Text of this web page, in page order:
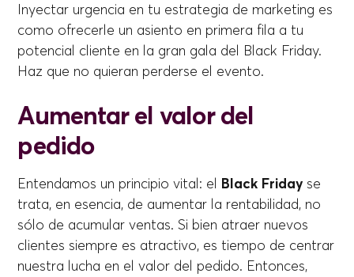
Inyectar urgencia en tu estrategia de marketing es
como ofrecerle un asiento en primera fila a tu
potencial cliente en la gran gala del Black Friday.
Haz que no quieran perderse el evento.
Aumentar el valor del
pedido
Entendamos un principio vital: el Black Friday se
trata, en esencia, de aumentar la rentabilidad, no
sólo de acumular ventas. Si bien atraer nuevos
clientes siempre es atractivo, es tiempo de centrar
nuestra lucha en el valor del pedido. Entonces,